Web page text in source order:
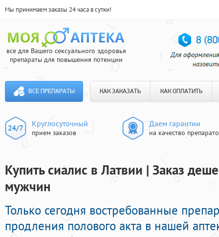
Мы принимаем заказы 24 часа в сутки!
все для Вашего сексуального здоровья
препараты для повышения потенции
ВСЕ ПРЕПАРАТЫ КАК ЗАКАЗАТЬ КАК ОПЛАТИТЬ
Круглосуточный
прием заказов
Даем гарантии
на качество
Купить сиалис в Латвии | Заказ
мужчин
Только сегодня востребованные
продления полового акта в нашей